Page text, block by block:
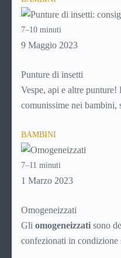
crescita. Per sapere di più
legati all’ansia nei
7–10 minuti
9 Maggio 2023
Punture di insetti
Vespe, api e altre punture! Le punture da insetto sono
comunissime nei bambini,
all’aria aperta. Ad ogni
Scopricome comportarti
continuando a leggere
BAMBINI
7–11 minuti
1 Marzo 2023
Omogeneizzati
Gli omogeneizzati sono
confezionati in condizione